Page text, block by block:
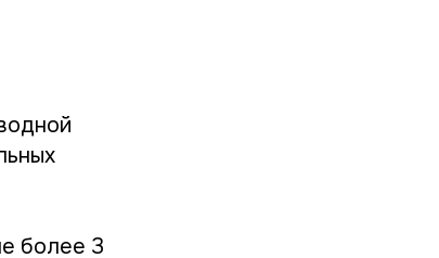
более 3